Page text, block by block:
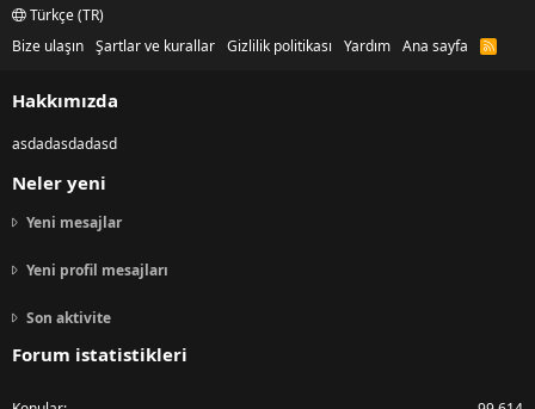
Türkçe (TR)
Bize ulaşın Şartlar ve kurallar Gizlilik politikası Yardım Ana sayfa
R
Hakkımızda
asdadasdadasd
Neler yeni
Yeni mesajlar
Yeni profil mesajları
Son aktivite
Forum istatistikleri